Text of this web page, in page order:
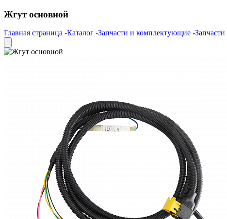
Жгут основной
Главная страница -Каталог -Запчасти и комплектующие -